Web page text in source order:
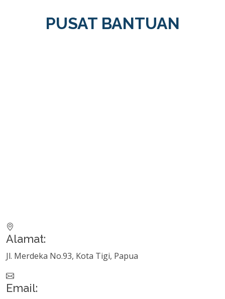
PUSAT BANTUAN
Alamat:
Jl. Merdeka No.93, Kota Tigi, Papua
Email: